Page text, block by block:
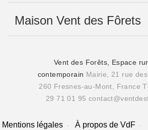
Maison Vent des Fôrets
Vent des Forêts, Espace
contemporain Mairie, 21 rue
260 Fresnes-au-Mont, France
29 71 01 95
Mentions légales À propos de VdF